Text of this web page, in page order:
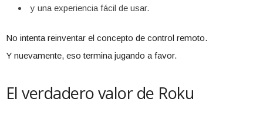
y una experiencia fácil de usar.
No intenta reinventar el concepto de control remoto.
Y nuevamente, eso termina jugando a favor.
El verdadero valor de Roku